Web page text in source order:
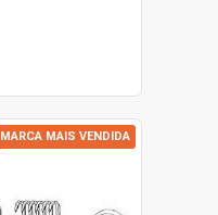
MARCA MAIS VENDIDA